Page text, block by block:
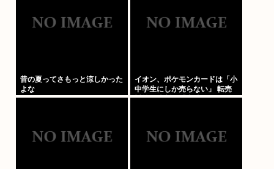
昔の夏ってさもっと涼しかった
よな
イオン、ポケモンカードは「小
中学生にしか売らない」 転売
対策の決断が「素晴らしい」